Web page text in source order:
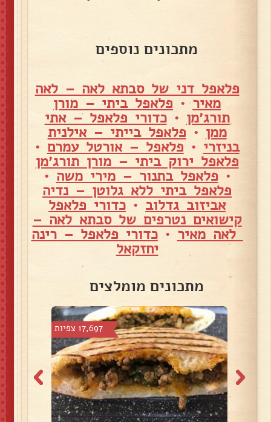
מתכונים נוספים
פלאפל דני של סבתא לאה – לאה
מאיר• פלאפל ביתי – מורן
תורג׳מן •כדורי פלאפל – אתי
ממן • פלאפל בייתי – אילנית
בניזרי • פלאפל – אורטל עמרם •
פלאפל ירוק ביתי – מורן תורג׳מן
• פלאפל בתנור – מירי משה •
פלאפל ביתי ללא גלוטן – נדיה
אביזוב גדלוב • כדורי פלאפל
קישואים נטרפים של סבתא לאה –
לאה מאיר •כדורי פלאפל – רינה
יחזקאל
מתכונים מומלצים
17,697 צפיות